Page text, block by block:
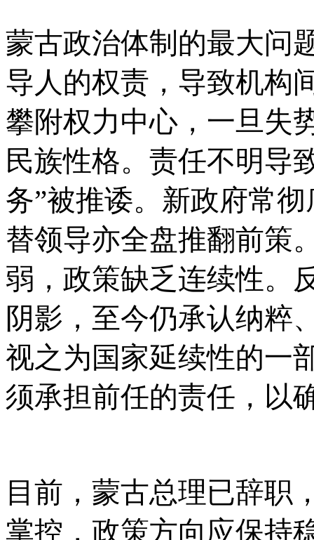
蒙古政治体制的最大问
导人的权责，导致机构
攀附权力中心，一旦失
民族性格。责任不明导
务”被推诿。新政府常
替领导亦全盘推翻前策
弱，政策缺乏连续性。
阴影，至今仍承认纳粹
视之为国家延续性的一
须承担前任的责任，以
目前，蒙古总理已辞职
掌控，政策方向应保持